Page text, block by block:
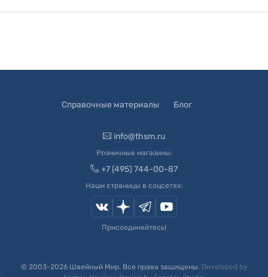
Справочные материалы Блог
info@thsm.ru
Розничные магазины:
+7 (495) 744-00-87
Наши страницы в соцсетях:
Присоединяйтесь!
© 2003-2026Швейный Мир. Все права защищены. Developed by